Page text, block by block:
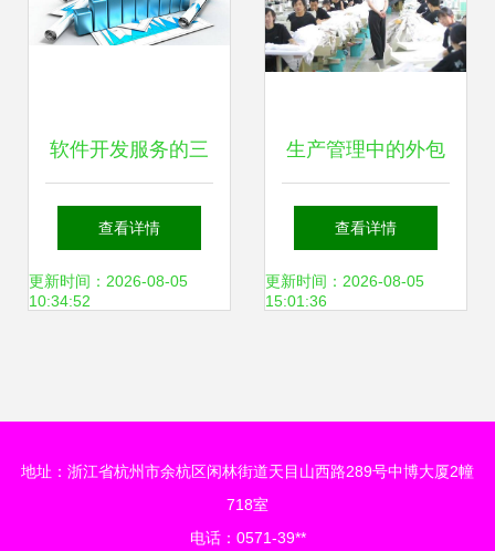
软件开发服务的三
种不同形式，你会
选择哪种？
查看详情
更新时间：2026-08-05
10:34:52
生产管理中的外包
策略 以永凯软件技
术与上海软件开发
查看详情
更新时间：2026-08-05
15:01:36
地址：浙江省杭州市余杭区闲林街道天目山西路289号中博大厦2幢
718室
电话：0571-39**